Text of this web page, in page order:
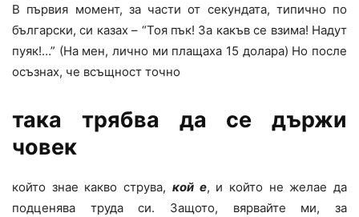
В първия момент, за части от секундата, типично по
български, си казах – “Тоя пък! За какъв се взима! Надут
пуяк!…” (На мен, лично ми плащаха 15 долара) Но после
осъзнах, че всъщност точно
така трябва да се държи
човек
който знае какво струва, кой е, и който не желае да
подценява труда си. Защото, вярвайте ми, за